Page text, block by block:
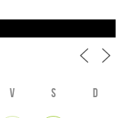
V S D